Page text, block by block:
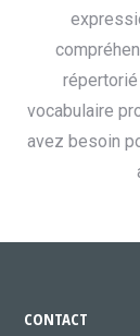
vocabulaire
avez besoin
CONTACT